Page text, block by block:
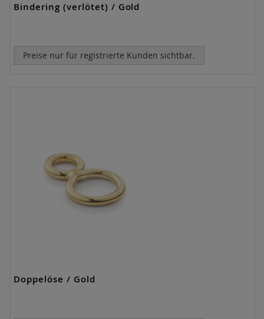
Bindering (verlötet) / Gold
Preise nur für registrierte Kunden sichtbar.
Doppelöse / Gold